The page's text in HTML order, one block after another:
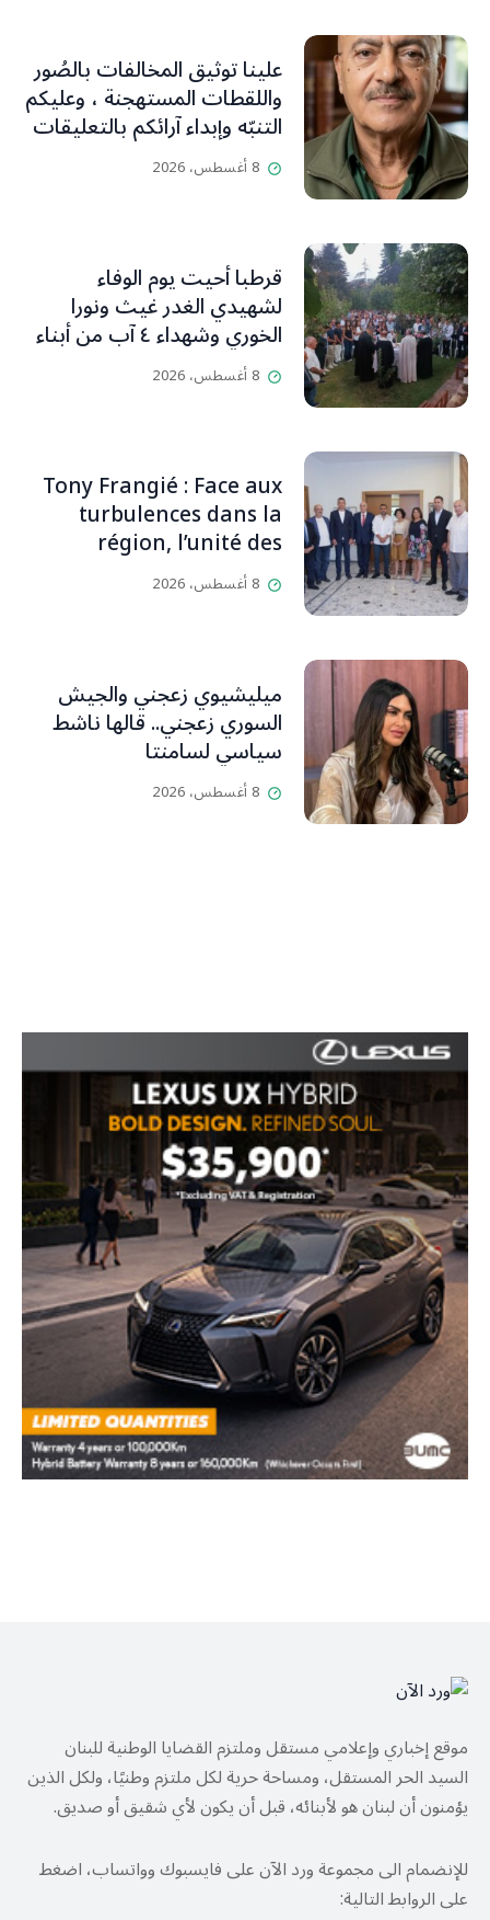
علينا توثيق المخالفات بالصُور
واللقطات المستهجنة ، وعليكم
التنبّه وإبداء آرائكم بالتعليقات
(جورج صبّاغ)
8 أغسطس، 2026
قرطبا أحيت يوم الوفاء
لشهيدي الغدر غيث ونورا
الخوري وشهداء ٤ آب من أبناء
البلدة.. كارين الخوري افرام: لقد
كان بيتنا، بوجود والدي، ينبض
إقفاله لكنه لم يستطع لأنه
بيت رسالة وتاريخ وإيمان وقيم
مستمرة (صور وVideo)
8 أغسطس، 2026
Tony Frangié : Face aux
turbulences dans la
région, l’unité des
Libanais est primordiale
L’OLJ / Par Scarlett
8 أغسطس، 2026
ميليشيوي زعجني والجيش
السوري زعجني.. قالها ناشط
سياسي لسامنتا
8 أغسطس، 2026
موقع إخباري وإعلامي مستقل وملتزم القضايا الوطنية للبنان
السيد الحر المستقل، ومساحة حرية لكل ملتزم وطنيًا، ولكل الذين
يؤمنون أن لبنان هو لأبنائه، قبل أن يكون لأي شقيق أو صديق.
للإنضمام الى مجموعة ورد الآن على فايسبوك وواتساب، اضغط
على الروابط التالية: